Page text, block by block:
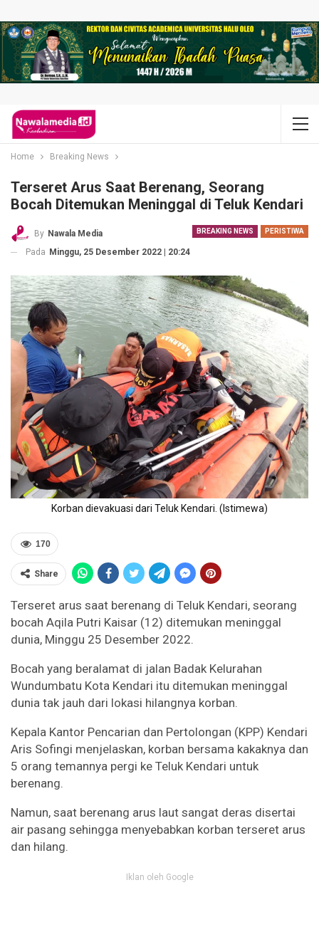
Home Breaking News
Terseret Arus Saat Berenang, Seorang
Bocah Ditemukan Meninggal di Teluk Kendari
BREAKING NEWS PERISTIWA
By Nawala Media
Pada Minggu, 25 Desember 2022 | 20:24
Korban dievakuasi dari Teluk Kendari. (Istimewa)
170
Share
Terseret arus saat berenang di Teluk Kendari, seorang
bocah Aqila Putri Kaisar (12) ditemukan meninggal
dunia, Minggu 25 Desember 2022.
Bocah yang beralamat di jalan Badak Kelurahan
Wundumbatu Kota Kendari itu ditemukan meninggal
dunia tak jauh dari lokasi hilangnya korban.
Kepala Kantor Pencarian dan Pertolongan (KPP) Kendari
Aris Sofingi menjelaskan, korban bersama kakaknya dan
5 orang temannya pergi ke Teluk Kendari untuk
berenang.
Namun, saat berenang arus laut sangat deras disertai
air pasang sehingga menyebabkan korban terseret arus
dan hilang.
Iklan oleh Google